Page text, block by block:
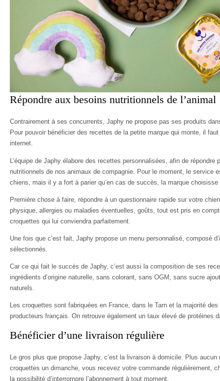
Répondre aux besoins nutritionnels de l’animal
Contrairement à ses concurrents, Japhy ne propose pas ses produits
Pour pouvoir bénéficier des recettes de la petite marque qui monte, il
internet.
L’équipe de Japhy élabore des recettes personnalisées, afin de répondre
nutritionnels de nos animaux de compagnie. Pour le moment, le service
chiens, mais il y a fort à parier qu’en cas de succès, la marque
Première chose à faire, répondre à un questionnaire rapide sur votre
physique, allergies ou maladies éventuelles, goûts, tout est pris en
croquettes qui lui conviendra parfaitement.
Une fois que c’est fait, Japhy propose un menu personnalisé, composé
sélectionnés.
Car ce qui fait le succès de Japhy, c’est aussi la composition de ses
ingrédients d’origine naturelle, sans colorant, sans OGM, sans sucre
naturels.
Les croquettes sont fabriquées en France, dans le Tarn et la majorité
producteurs français. On retrouve également un taux élevé de protéines
Bénéficier d’une livraison régulière
Le gros plus que propose Japhy, c’est la livraison à domicile. Plus
croquettes un dimanche, vous recevez votre commande régulièrement,
la possibilité d’interrompre l’abonnement à tout moment.